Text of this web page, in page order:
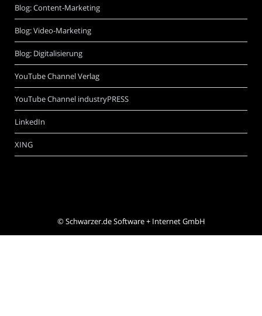
Blog: Content-Marketing
Blog: Video-Marketing
Blog: Digitalisierung
YouTube Channel Verlag
YouTube Channel industryPRESS
LinkedIn
XING
©Schwarzer.de Software + Internet GmbH